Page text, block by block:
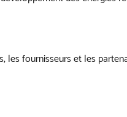
fournisseurs et les